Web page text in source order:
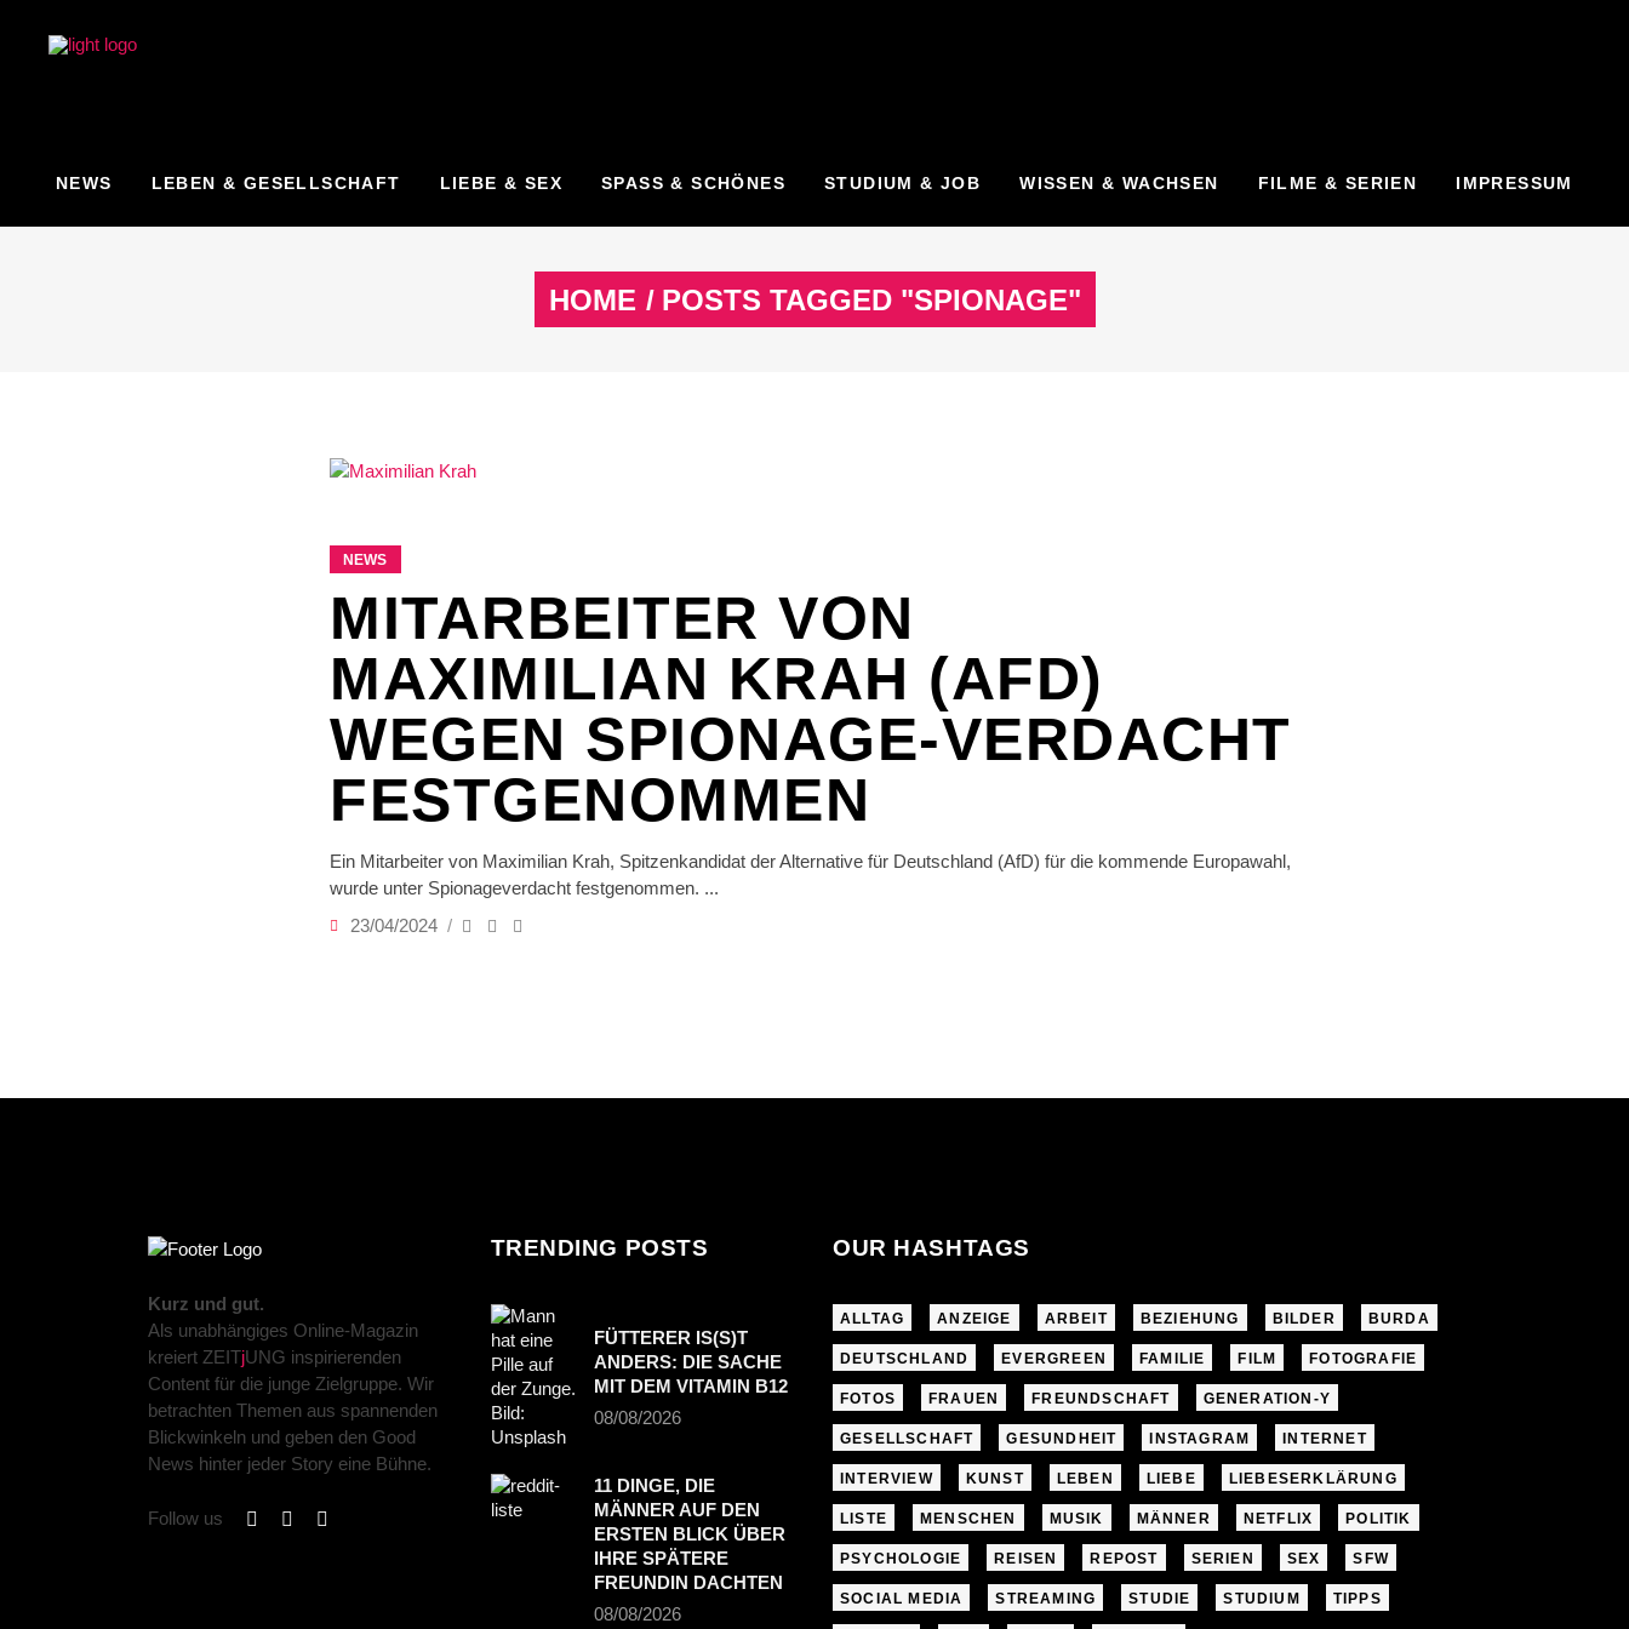
NEWS LEBEN & GESELLSCHAFT LIEBE & SEX SPASS & SCHÖNES STUDIUM & JOB WISSEN & WACHSEN FILME & SERIEN IMPRESSUM
HOME / POSTS TAGGED "SPIONAGE"
NEWS
MITARBEITER VON
MAXIMILIAN KRAH (AFD)
WEGEN SPIONAGE-VERDACHT
FESTGENOMMEN
Ein Mitarbeiter von Maximilian Krah, Spitzenkandidat der Alternative für Deutschland (AfD) für die kommende Europawahl,
wurde unter Spionageverdacht festgenommen.
23/04/2024
Kurz und gut.
Als unabhängiges Online-Magazin
kreiert ZEITjUNG inspirierenden
Content für die junge Zielgruppe. Wir
betrachten Themen aus spannenden
Blickwinkeln und geben den Good
News hinter jeder Story eine Bühne.
Follow us
TRENDING POSTS
FÜTTERER IS(S)T
ANDERS: DIE SACHE
MIT DEM VITAMIN B12
08/08/2026
11 DINGE, DIE
MÄNNER AUF DEN
ERSTEN BLICK ÜBER
IHRE SPÄTERE
FREUNDIN DACHTEN
08/08/2026
OUR HASHTAGS
ALLTAG ANZEIGE ARBEIT BEZIEHUNG BILDER BURDA
DEUTSCHLAND EVERGREEN FAMILIE FILM FOTOGRAFIE
FOTOS FRAUEN FREUNDSCHAFT GENERATION-Y
GESELLSCHAFT GESUNDHEIT INSTAGRAM INTERNET
INTERVIEW KUNST LEBEN LIEBE LIEBESERKLÄRUNG
LISTE MENSCHEN MUSIK MÄNNER NETFLIX POLITIK
PSYCHOLOGIE REISEN REPOST SERIEN SEX SFW
SOCIAL MEDIA STREAMING STUDIE STUDIUM TIPPS